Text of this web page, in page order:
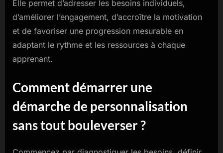
Elle permet d’adresser les besoins individuels,
d’améliorer l’engagement, d’accroître la motivation
et de favoriser une progression mesurable en
adaptant le rythme et les ressources à chaque
apprenant.
Comment démarrer une
démarche de personnalisation
sans tout bouleverser ?